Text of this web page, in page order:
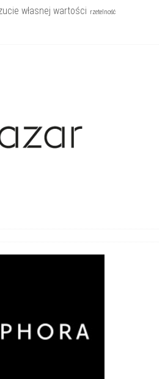
własnej wartości rzetelność